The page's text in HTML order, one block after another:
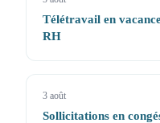
Télétravail en
RH
3 août
Sollicitations en